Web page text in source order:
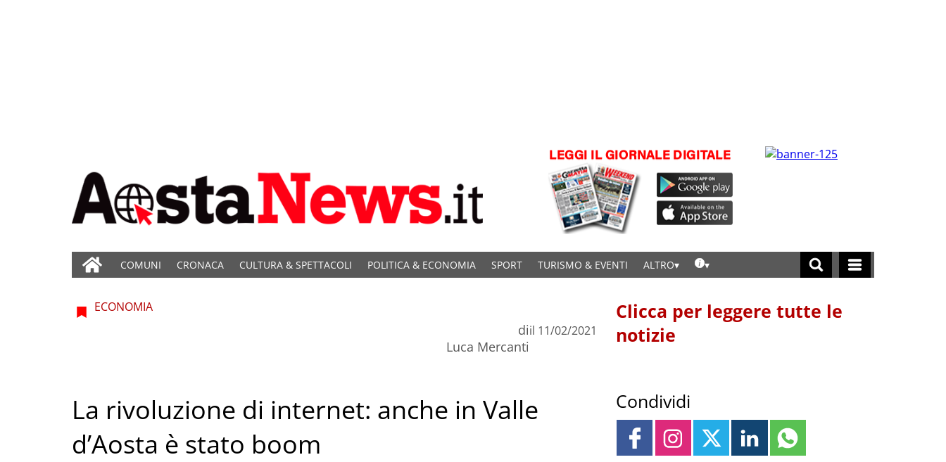
COMUNI CRONACA CULTURA & SPETTACOLI POLITICA & ECONOMIA SPORT TURISMO & EVENTI ALTRO
ECONOMIA
di
Luca Mercanti
il 11/02/2021
La rivoluzione di internet: anche in Valle
d’Aosta è stato boom
Clicca per leggere tutte le
notizie
Condividi